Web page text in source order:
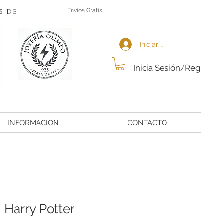
de
Envios Gratis
Inicia Sesión/
Iniciar sesión
INFORMACION CONTACTO
Potter